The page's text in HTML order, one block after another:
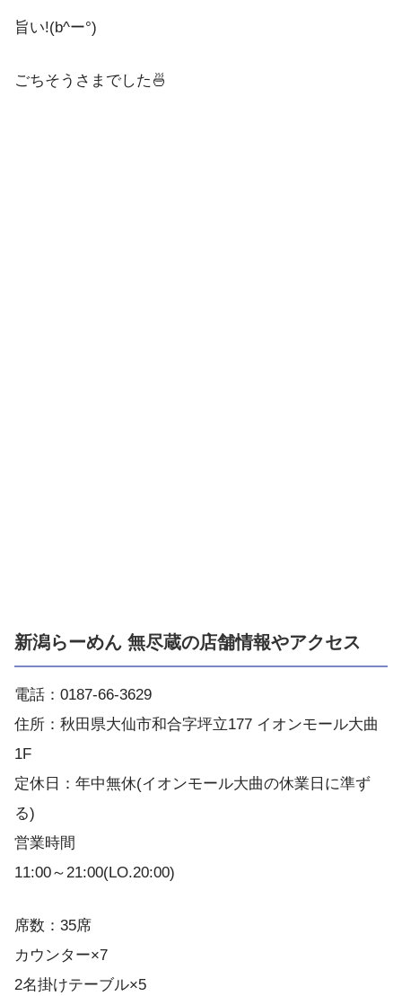
旨い!(b^ー°)
ごちそうさまでした🍜
新潟らーめん 無尽蔵の店舗情報やアクセス
電話：0187-66-3629
住所：秋田県大仙市和合字坪立177 イオンモール大曲
1F
定休日：年中無休(イオンモール大曲の休業日に準ず
る)
営業時間
11:00～21:00(LO.20:00)
席数：35席
カウンター×7
2名掛けテーブル×5